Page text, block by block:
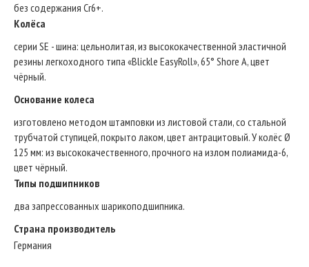
без содержания Cr6+.
Колёса
серии SE - шина: цельнолитая, из высококачественной эластичной
резины легкоходного типа «Blickle EasyRoll», 65° Shore A, цвет
чёрный.
Основание колеса
изготовлено методом штамповки из листовой стали, со стальной
трубчатой ступицей, покрыто лаком, цвет антрацитовый. У колёс Ø
125 мм: из высококачественного, прочного на излом полиамида-6,
цвет чёрный.
Типы подшипников
два запрессованных шарикоподшипника.
Страна производитель
Германия